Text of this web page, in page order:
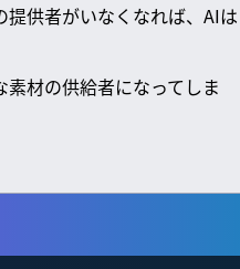
供者がいなくなれば、AIは
材の供給者になってしま